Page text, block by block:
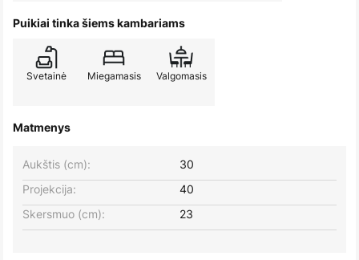
Puikiai tinka šiems kambariams
Svetainė Miegamasis Valgomasis
Matmenys
Aukštis (cm):
30
Projekcija:
40
Skersmuo (cm):
23